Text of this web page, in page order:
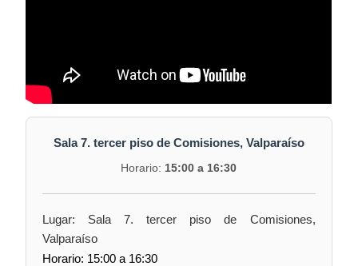
Sala 7. tercer piso de Comisiones, Valparaíso
Horario: 15:00 a 16:30
Lugar: Sala 7. tercer piso de Comisiones,
Valparaíso
Horario: 15:00 a 16:30